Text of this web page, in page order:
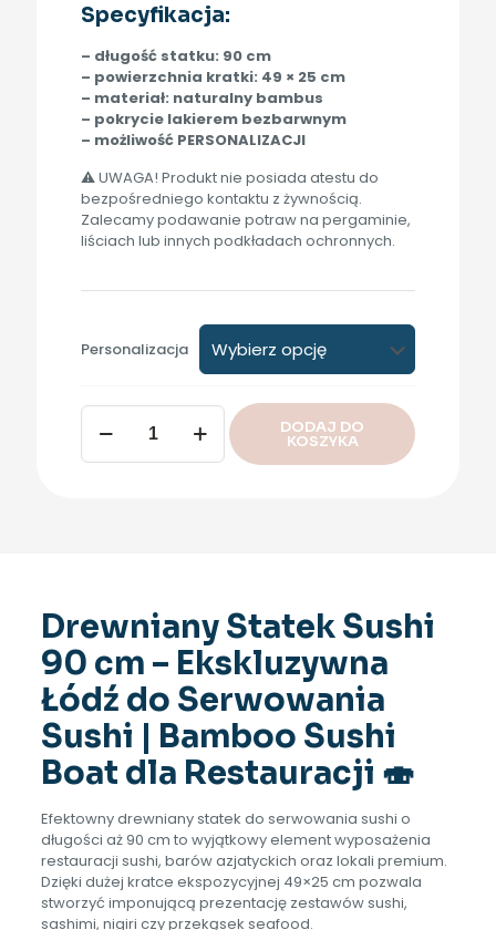
Specyfikacja:
– długość statku: 90 cm
– powierzchnia kratki: 49 × 25 cm
– materiał: naturalny bambus
– pokrycie lakierem bezbarwnym
– możliwość PERSONALIZACJI
⚠ UWAGA! Produkt nie posiada atestu do
bezpośredniego kontaktu z żywnością.
Zalecamy podawanie potraw na pergaminie,
liściach lub innych podkładach ochronnych.
Personalizacja
ilość
Statek
do
DODAJ DO
KOSZYKA
Drewniany Statek Sushi
90 cm – Ekskluzywna
Łódź do Serwowania
Sushi | Bamboo Sushi
Boat dla Restauracji 🍣
Efektowny drewniany statek do serwowania sushi o
długości aż 90 cm to wyjątkowy element wyposażenia
restauracji sushi, barów azjatyckich oraz lokali premium.
Dzięki dużej kratce ekspozycyjnej 49×25 cm pozwala
stworzyć imponującą prezentację zestawów sushi,
sashimi, nigiri czy przekąsek seafood.